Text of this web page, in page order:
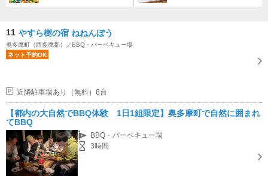
11 やすら樹の宿 ねねんぼう
奥多摩町（西多摩郡）／BBQ・バーベキュー場
ネット予約OK
近隣駐車場あり（無料）8台
【都内の大自然でBBQ体験 1日1組限定】奥多摩町で自然に囲まれ
てBBQ
BBQ・バーベキュー場
3時間